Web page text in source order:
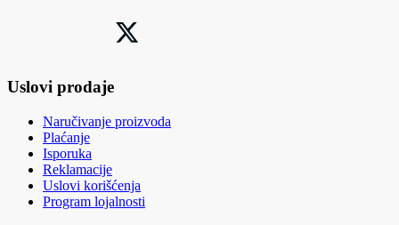
Uslovi prodaje
Naručivanje proizvoda
Plaćanje
Isporuka
Reklamacije
Uslovi korišćenja
Program lojalnosti